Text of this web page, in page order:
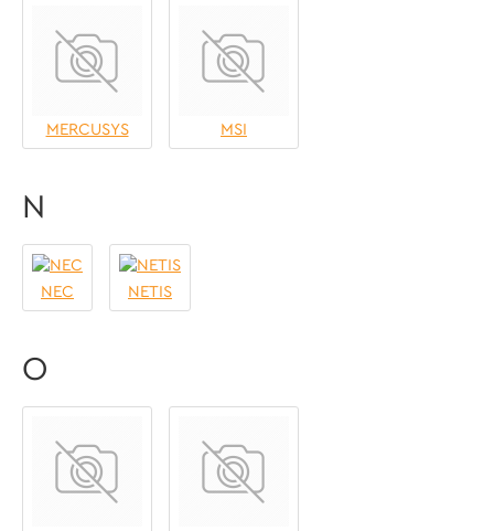
MERCUSYS MSI
N
NEC NETIS
O